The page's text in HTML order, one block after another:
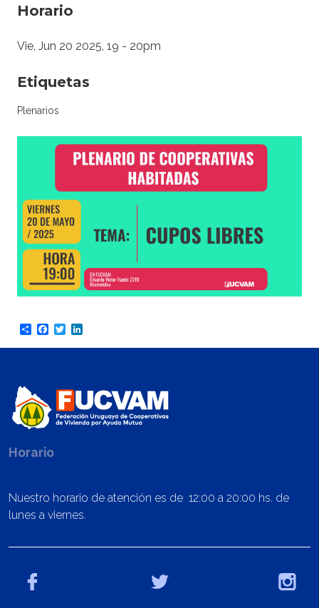
Horario
Vie, Jun 20 2025, 19 - 20pm
Etiquetas
Plenarios
ShareFacebook
Twitter
Horario
Nuestro horario de atención es de 12:00 a 20:00 hs. de
lunes a viernes.